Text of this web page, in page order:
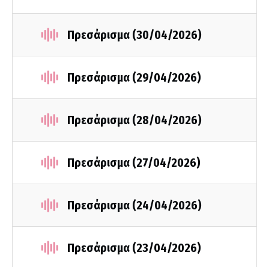
Πρεσάρισμα (30/04/2026)
Πρεσάρισμα (29/04/2026)
Πρεσάρισμα (28/04/2026)
Πρεσάρισμα (27/04/2026)
Πρεσάρισμα (24/04/2026)
Πρεσάρισμα (23/04/2026)